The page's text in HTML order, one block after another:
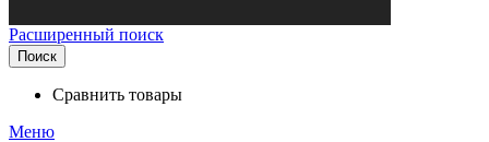
Расширенный поиск
Поиск
Сравнить товары
Меню